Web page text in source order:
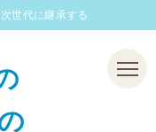
世代に継承する
Menu